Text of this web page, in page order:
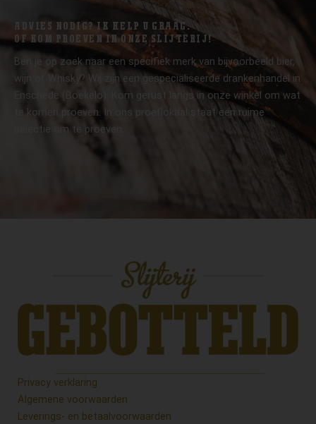
ADVIES NODIG? IK HELP U GRAAG.
OF KOM PROEVEN IN ONZE SLIJTERIJ!
Ben je op zoek naar een specifiek merk van bijvoorbeeld bier,
wijn of Whisky? Wij zijn een gespecialiseerde drankenhandel in
Enschede (Boekelo). Kom gerust langs in onze winkel om wat
te komen proeven. In ons proeflokaal staat een ruime
selectie om te proeven.
Privacy verklaring
Algemene voorwaarden
Leverings- en betaalvoorwaarden